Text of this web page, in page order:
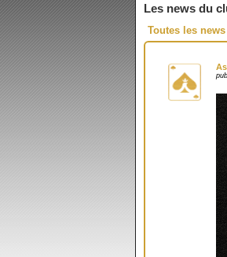
Les news du
Toutes les news